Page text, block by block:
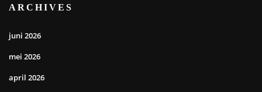
ARCHIVES
juni 2026
mei 2026
april 2026